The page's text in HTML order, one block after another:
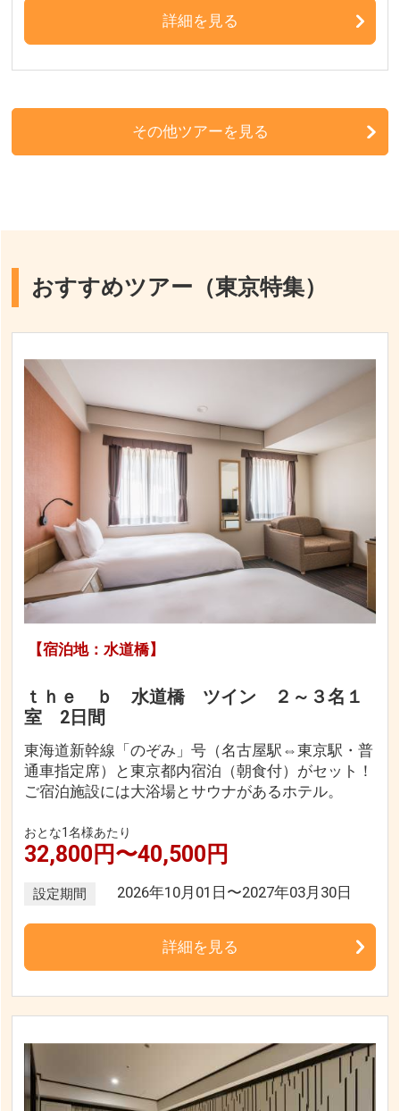
詳細を見る
その他ツアーを見る
おすすめツアー（東京特集）
【宿泊地：水道橋】
ｔｈｅ ｂ 水道橋 ツイン ２～３名１
室 2日間
東海道新幹線「のぞみ」号（名古屋駅⇔東京駅・普
通車指定席）と東京都内宿泊（朝食付）がセット！
ご宿泊施設には大浴場とサウナがあるホテル。
おとな1名様あたり
32,800円〜40,500円
設定期間 2026年10月01日〜2027年03月30日
詳細を見る